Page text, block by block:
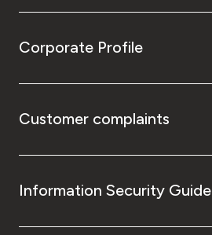
Corporate Profile
Customer complaints
Information Security Guide